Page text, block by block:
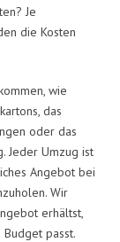
Je
die Kosten
wie
das
oder das
Jeder Umzug ist
Angebot bei
Wir
erhältst,
passt.